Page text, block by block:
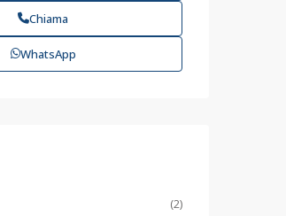
Chiama
WhatsApp
(2)